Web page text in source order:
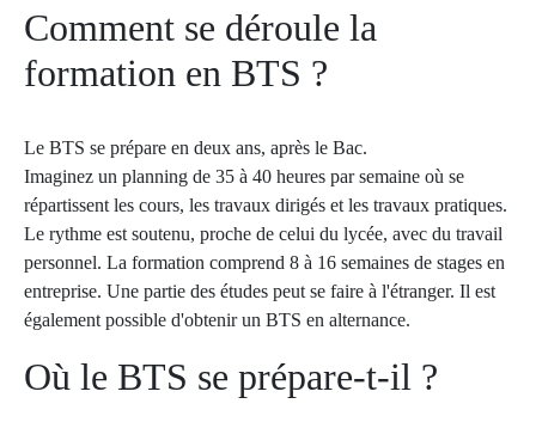
Comment se déroule la
formation en BTS ?
Le BTS se prépare en deux ans, après le Bac.
Imaginez un planning de 35 à 40 heures par semaine où se
répartissent les cours, les travaux dirigés et les travaux pratiques.
Le rythme est soutenu, proche de celui du lycée, avec du travail
personnel. La formation comprend 8 à 16 semaines de stages en
entreprise. Une partie des études peut se faire à l'étranger. Il est
également possible d'obtenir un BTS en alternance.
Où le BTS se prépare-t-il ?